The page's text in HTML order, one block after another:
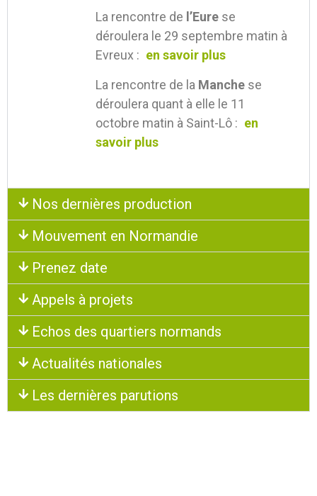
La rencontre de l’Eure se
déroulera le 29 septembre matin à
Evreux : en savoir plus
La rencontre de la Manche se
déroulera quant à elle le 11
octobre matin à Saint-Lô : en
savoir plus
Nos dernières production
Mouvement en Normandie
Prenez date
Appels à projets
Echos des quartiers normands
Actualités nationales
Les dernières parutions